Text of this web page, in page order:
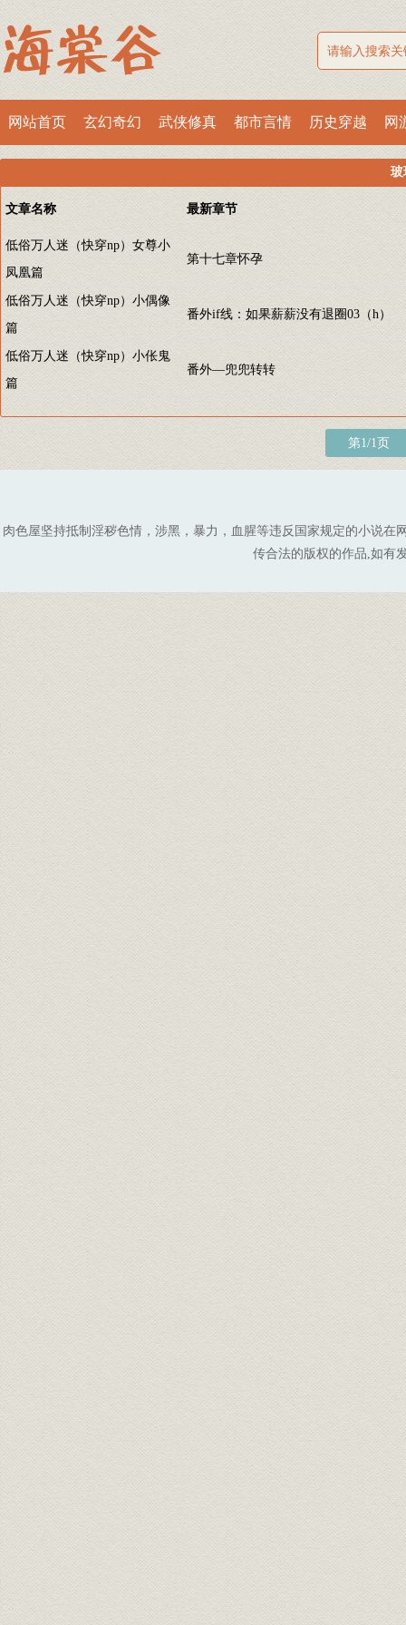
网站首页 玄幻奇幻 武侠修真 都市言情 历史穿越 网
玻
文章名称 最新章节
低俗万人迷（快穿np）女尊小
凤凰篇
第十七章怀孕
低俗万人迷（快穿np）小偶像
篇
番外if线：如果薪薪没有退圈03（h）
低俗万人迷（快穿np）小伥鬼
篇
番外—兜兜转转
第1/1页
肉色屋坚持抵制淫秽色情，涉黑，暴力，血腥等违反国家规定的小说
传合法的版权的作品,如有